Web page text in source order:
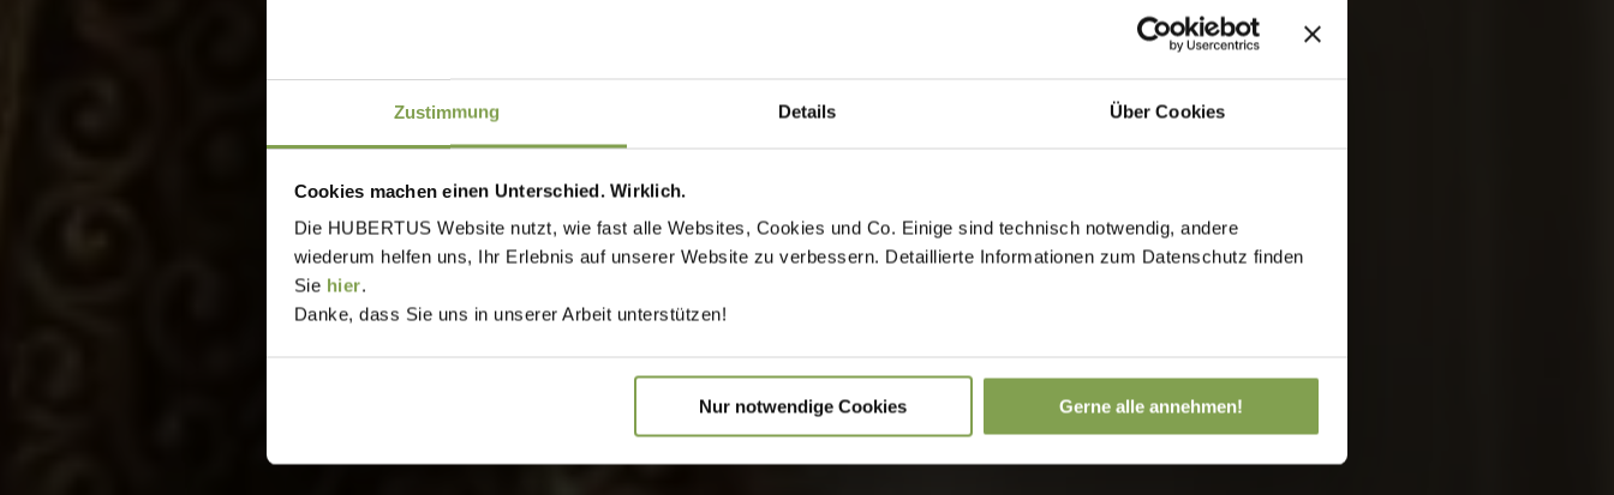
Zustimmung Details Über Cookies
Cookies machen einen Unterschied. Wirklich.
Die HUBERTUS Website nutzt, wie fast alle Websites, Cookies und Co. Einige sind technisch notwendig, andere
wiederum helfen uns, Ihr Erlebnis auf unserer Website zu verbessern. Detaillierte Informationen zum Datenschutz finden
Sie hier.
Danke, dass Sie uns in unserer Arbeit unterstützen!
Nur notwendige Cookies Gerne alle annehmen!